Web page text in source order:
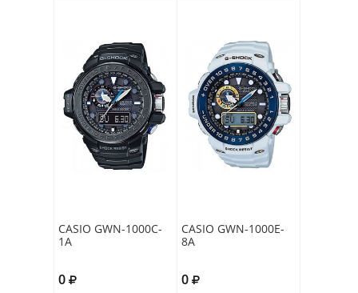
CASIO GWN-1000C-
1A
0
CASIO GWN-1000E-
8A
0